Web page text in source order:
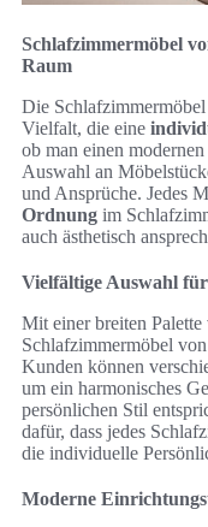
Schlafzimmermöbel
Raum
Die
Vielfalt, die eine
ob man einen
Auswahl an
und Ansprüche. Jedes
Ordnung im
auch ästhetisch
Vielfältige Auswahl
Mit einer breiten
Schlafzimmermöbel
Kunden können
um ein harmonisches
persönlichen Stil
dafür, dass jedes
die individuelle
Moderne